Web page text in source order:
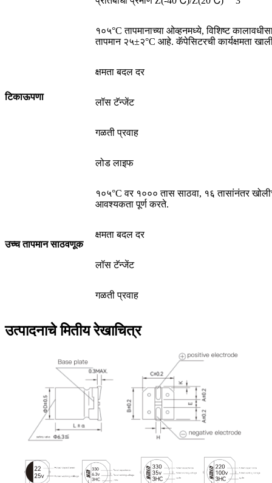
टिकाऊपणा
१०५°C तापमानाच्या ओव्हनमध्ये, विशिष्ट
तापमान २५±२°C आहे. कॅपेसिटरची कार्यक्षमता
क्षमता बदल दर
लॉस टॅन्जेंट
गळती प्रवाह
लोड लाइफ
उच्च तापमान साठवणूक
१०५°C वर १००० तास साठवा, १६ तासांनंतर
आवश्यकता पूर्ण करते.
क्षमता बदल दर
लॉस टॅन्जेंट
गळती प्रवाह
उत्पादनाचे मितीय रेखाचित्र